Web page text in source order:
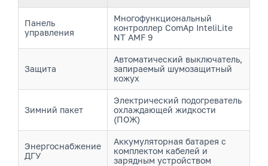
Панель
управления
Многофункциональный
контроллер ComAp InteliLite
NT AMF 9
Защита
Автоматический выключатель,
запираемый шумозащитный
кожух
Зимний пакет
Электрический подогреватель
охлаждающей жидкости
(ПОЖ)
Энергоснабжение
ДГУ
Аккумуляторная батарея с
комплектом кабелей и
зарядным устройством